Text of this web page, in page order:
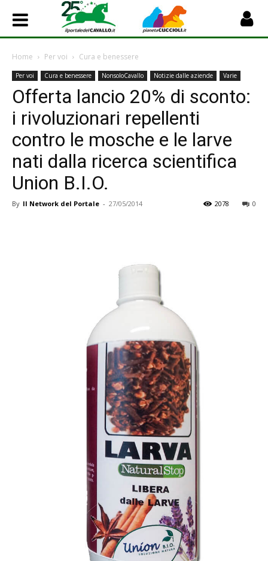
Home Per voi Cura e benessere
Per voi Cura e benessere NonsoloCavallo Notizie dalle aziende Varie
Offerta lancio 20% di sconto:
i rivoluzionari repellenti
contro le mosche e le larve
nati dalla ricerca scientifica
Union B.I.O.
By Il Network del Portale - 27/05/2014 0
2078